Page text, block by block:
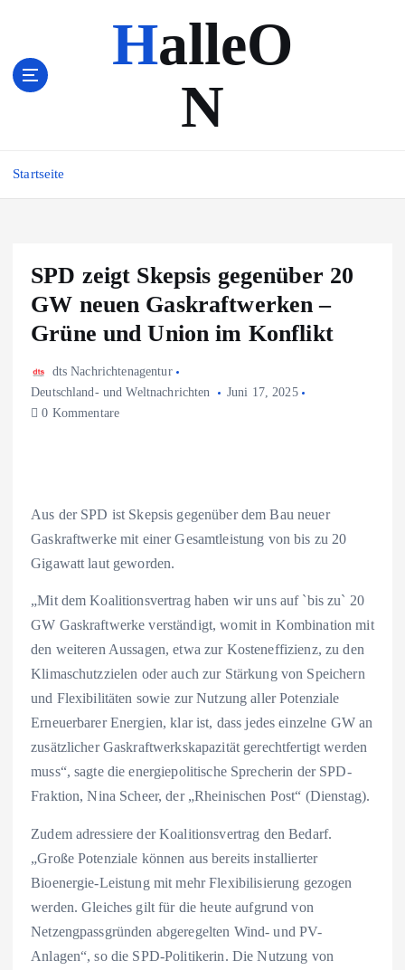
s
HalleO
N
Startseite
SPD zeigt Skepsis gegenüber 20
GW neuen Gaskraftwerken –
Grüne und Union im Konflikt
dts Nachrichtenagentur
Deutschland- und Weltnachrichten
Juni 17, 2025
0 Kommentare
Aus der SPD ist Skepsis gegenüber dem Bau neuer
Gaskraftwerke mit einer Gesamtleistung von bis zu 20
Gigawatt laut geworden.
„Mit dem Koalitionsvertrag haben wir uns auf `bis zu` 20
GW Gaskraftwerke verständigt, womit in Kombination mit
den weiteren Aussagen, etwa zur Kosteneffizienz, zu den
Klimaschutzzielen oder auch zur Stärkung von Speichern
und Flexibilitäten sowie zur Nutzung aller Potenziale
Erneuerbarer Energien, klar ist, dass jedes einzelne GW an
zusätzlicher Gaskraftwerkskapazität gerechtfertigt werden
muss“, sagte die energiepolitische Sprecherin der SPD-
Fraktion, Nina Scheer, der „Rheinischen Post“ (Dienstag).
Zudem adressiere der Koalitionsvertrag den Bedarf.
„Große Potenziale können aus bereits installierter
Bioenergie-Leistung mit mehr Flexibilisierung gezogen
werden. Gleiches gilt für die heute aufgrund von
Netzengpassgründen abgeregelten Wind- und PV-
Anlagen“, so die SPD-Politikerin. Die Nutzung von